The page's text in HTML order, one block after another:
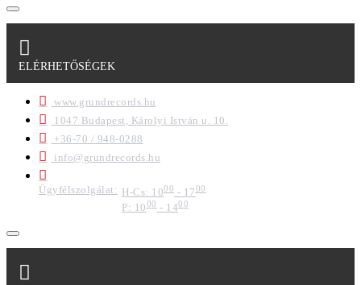
ELÉRHETŐSÉGEK
www.grundrecords.hu
1047 Budapest, Károlyi István u. 10.
+36-70 / 948-0288
info@grundrecords.hu
Ügyfélszolgálat: H-Cs: 1000 - 1700
P: 1000- 1400